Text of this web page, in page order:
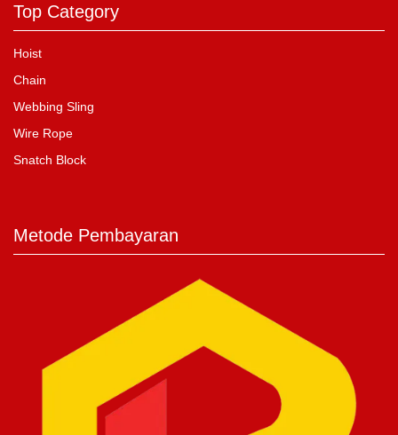
Top Category
Hoist
Chain
Webbing Sling
Wire Rope
Snatch Block
Metode Pembayaran